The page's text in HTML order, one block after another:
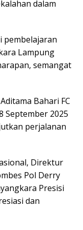
dalam
pembelajaran
Lampung
semangat
Bahari FC
September 2025
perjalanan
Direktur
Pol Derry
Presisi
dan